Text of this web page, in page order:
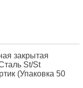
закрытая
St/St
(Упаковка 50